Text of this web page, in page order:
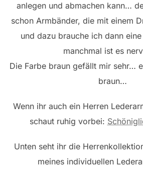
anlegen und abmachen kann…
schon Armbänder, die mit einem
und dazu brauche ich dann
manchmal ist es
Die Farbe braun gefällt mir sehr…
braun…
Wenn ihr auch ein Herren
schaut ruhig vorbei:
Unten seht ihr die
meines individuellen